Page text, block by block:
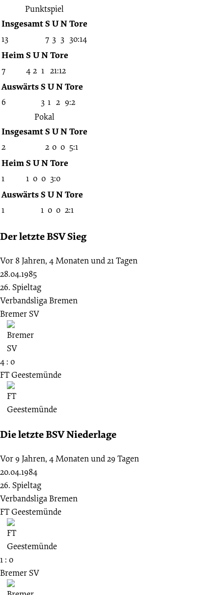
Punktspiel
InsgesamtS UNTore
13 7 3 3 30:14
HeimS UNTore
7 4 2 1 21:12
AuswärtsS UNTore
6 3 1 2 9:2
Pokal
InsgesamtS UNTore
2 2 0 0 5:1
HeimS UNTore
1 1 0 0 3:0
AuswärtsS UNTore
1 1 0 0 2:1
Der letzte BSV Sieg
Vor 8 Jahren, 4 Monaten und 21 Tagen
28.04.1985
26. Spieltag
Verbandsliga Bremen
Bremer SV
4 : 0
FT Geestemünde
Die letzte BSV Niederlage
Vor 9 Jahren, 4 Monaten und 29 Tagen
20.04.1984
26. Spieltag
Verbandsliga Bremen
FT Geestemünde
1 : 0
Bremer SV